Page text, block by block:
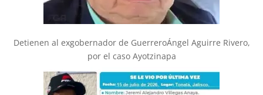
Detienen al exgobernador de GuerreroÁngel Aguirre Rivero,
por el caso Ayotzinapa